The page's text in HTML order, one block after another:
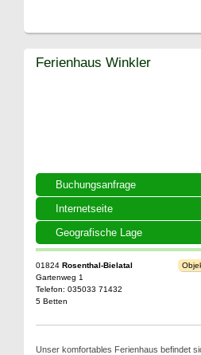
Buchungsanfrage
Internetseite
Geografische Lage
Ferienhaus Winkler
01824 Rosenthal-Bielatal
Gartenweg 1
Telefon: 035033 71432
5 Betten
Unser komfortables Ferienhaus befindet